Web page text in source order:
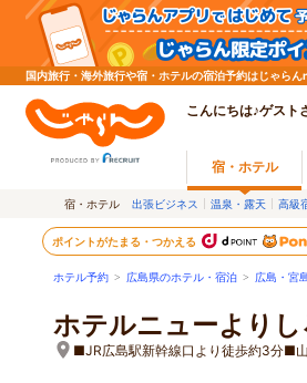
国内旅行・海外旅行や宿・ホテルの宿泊予約はじゃら
こんにちは♪ゲスト
宿・ホテル
宿・ホテル 出張ビジネス 温泉・露天 高級
ポイントがたまる・つかえる
ホテル予約 > 広島県のホテル・宿泊 > 広島・宮
ホテルニューよりし
■JR広島駅新幹線口より徒歩約3分■